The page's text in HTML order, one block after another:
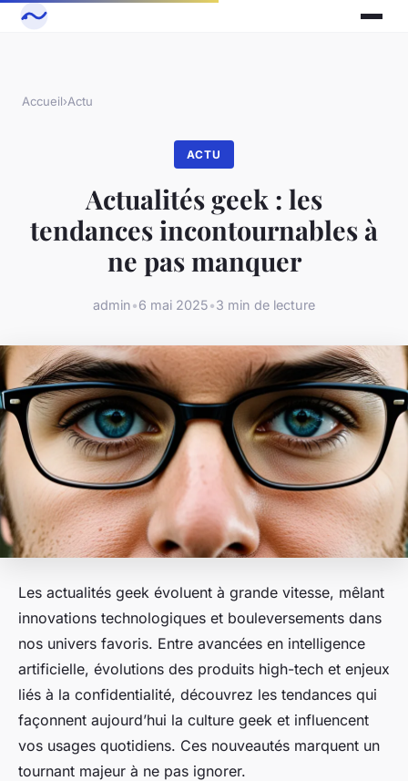
Accueil›Actu
ACTU
Actualités geek : les
tendances incontournables à
ne pas manquer
admin•6 mai 2025•3 min de lecture
Les actualités geek évoluent à grande vitesse, mêlant
innovations technologiques et bouleversements dans
nos univers favoris. Entre avancées en intelligence
artificielle, évolutions des produits high-tech et enjeux
liés à la confidentialité, découvrez les tendances qui
façonnent aujourd’hui la culture geek et influencent
vos usages quotidiens. Ces nouveautés marquent un
tournant majeur à ne pas ignorer.